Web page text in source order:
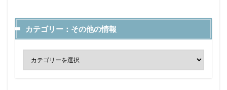
カテゴリー：その他の情報